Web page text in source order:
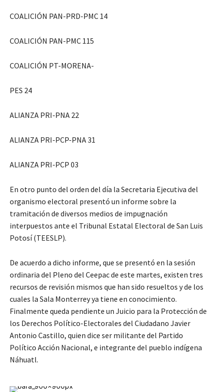
COALICIÓN PAN-PRD-PMC 14
COALICIÓN PAN-PMC 115
COALICIÓN PT-MORENA-
PES 24
ALIANZA PRI-PNA 22
ALIANZA PRI-PCP-PNA 31
ALIANZA PRI-PCP 03
En otro punto del orden del día la Secretaria Ejecutiva del
organismo electoral presentó un informe sobre la
tramitación de diversos medios de impugnación
interpuestos ante el Tribunal Estatal Electoral de San Luis
Potosí (TEESLP).
De acuerdo a dicho informe, que se presentó en la sesión
ordinaria del Pleno del Ceepac de este martes, existen tres
recursos de revisión mismos que han sido resueltos y de los
cuales la Sala Monterrey ya tiene en conocimiento.
Finalmente queda pendiente un Juicio para la Protección de
los Derechos Político-Electorales del Ciudadano Javier
Antonio Castillo, quien dice ser militante del Partido
Político Acción Nacional, e integrante del pueblo indígena
Náhuatl.